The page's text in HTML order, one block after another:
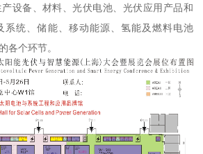
设备、材料、光伏电池、光伏应用产品和
系统、储能、移动能源、氢能及燃料电池
各个环节。